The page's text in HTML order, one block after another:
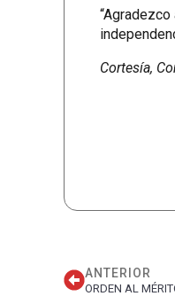
Cortesía,
ANTERIOR
ORDEN AL